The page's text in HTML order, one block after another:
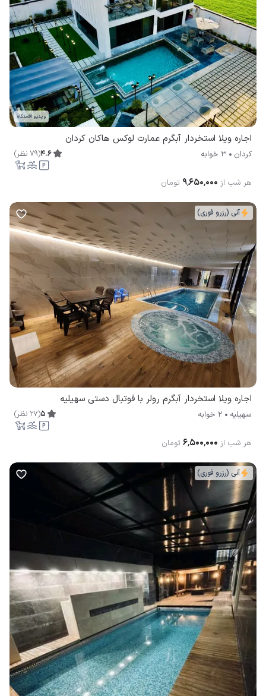
ویدیو اقامتگاه
اجاره ویلا استخردار آبگرم عمارت لوكس هاكان کردان
کردان 3 خوابه 4.6
(
79 نظر)
هر شب از ۹٬۶۵۰٬۰۰۰ تومان
آنی (رزرو فوری)
اجاره ویلا استخردار آبگرم رولر با فوتبال دستی سهیلیه
سهیلیه 2 خوابه 5
(
27 نظر)
هر شب از ۶٬۵۰۰٬۰۰۰ تومان
آنی (رزرو فوری)